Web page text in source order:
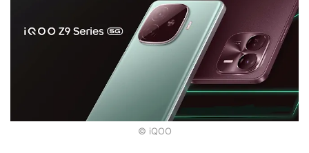
© iQOO